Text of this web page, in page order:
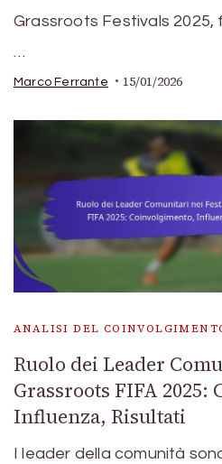
Grassroots Festivals
…
Marco Ferrante 15/01/2026
ANALISI DEL
Ruolo dei Leader
Grassroots FIFA
Influenza, Risultati
I leader della comunità